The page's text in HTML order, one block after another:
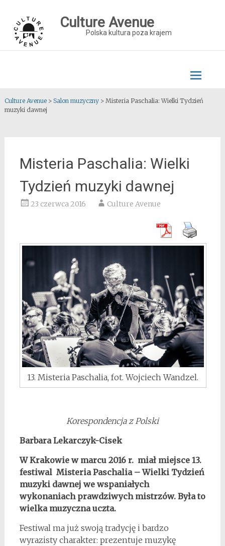
content
Culture Avenue
Polska kultura poza krajem
Culture Avenue> Salon muzyczny> Misteria Paschalia: Wielki Tydzień
muzyki dawnej
Misteria Paschalia: Wielki
Tydzień muzyki dawnej
23 czerwca 2016 Culture Avenue
13. Misteria Paschalia, fot. Wojciech Wandzel.
Korespondencja z Polski
Barbara Lekarczyk-Cisek
W Krakowie w marcu 2016 r. miał miejsce 13.
festiwal Misteria Paschalia – Wielki Tydzień
muzyki dawnej we wspaniałych
wykonaniach prawdziwych mistrzów. Była to
wielka muzyczna uczta.
Festiwal ma już swoją tradycję i bardzo
wyrazisty charakter: prezentuje muzykę